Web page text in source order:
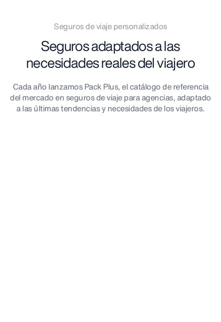
Seguros de viaje personalizados
Seguros adaptados a las
necesidades reales del viajero
Cada año lanzamos Pack Plus, el catálogo de referencia
del mercado en seguros de viaje para agencias, adaptado
a las últimas tendencias y necesidades de los viajeros.